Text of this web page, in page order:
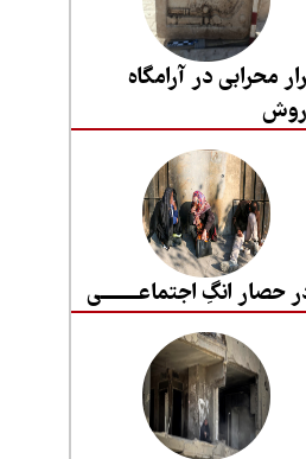
محرابی در آرامگاه
حصار انگِ اجتماعــــــــی